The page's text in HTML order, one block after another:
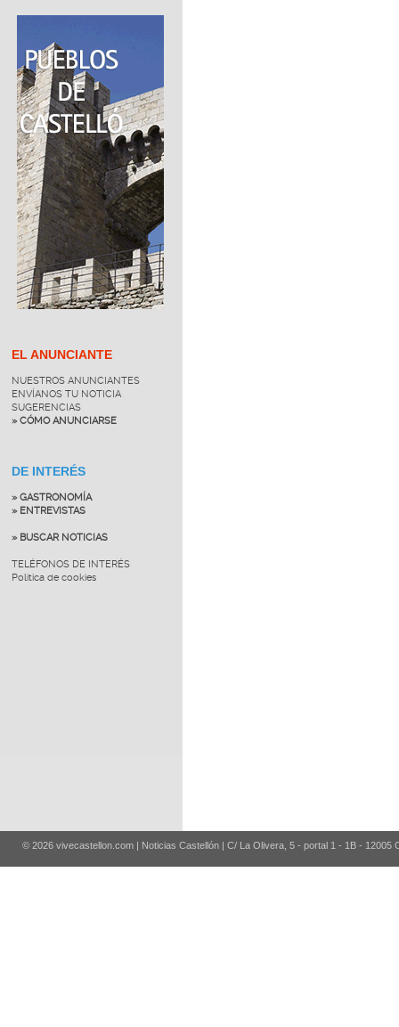
EL ANUNCIANTE
NUESTROS ANUNCIANTES
ENVÍANOS TU NOTICIA
SUGERENCIAS
» CÓMO ANUNCIARSE
DE INTERÉS
» GASTRONOMÍA
» ENTREVISTAS
» BUSCAR NOTICIAS
TELÉFONOS DE INTERÉS
Política de cookies
© 2026 vivecastellon.com | Noticias Castellón | C/ La Olivera, 5 - portal 1 - 1B - 12005